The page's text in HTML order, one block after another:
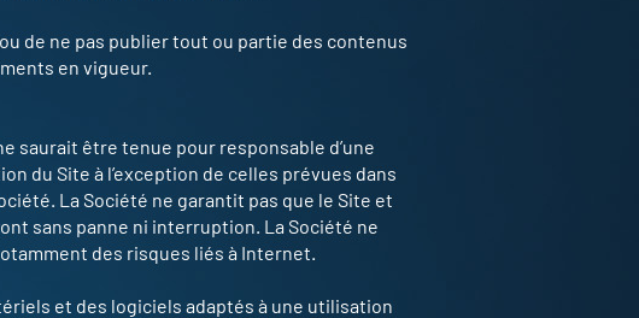
de ne pas publier tout ou partie des contenus
en vigueur.
saurait être tenue pour responsable d’une
du Site à l’exception de celles prévues dans
La Société ne garantit pas que le Site et
sans panne ni interruption. La Société ne
des risques liés à Internet.
et des logiciels adaptés à une utilisation